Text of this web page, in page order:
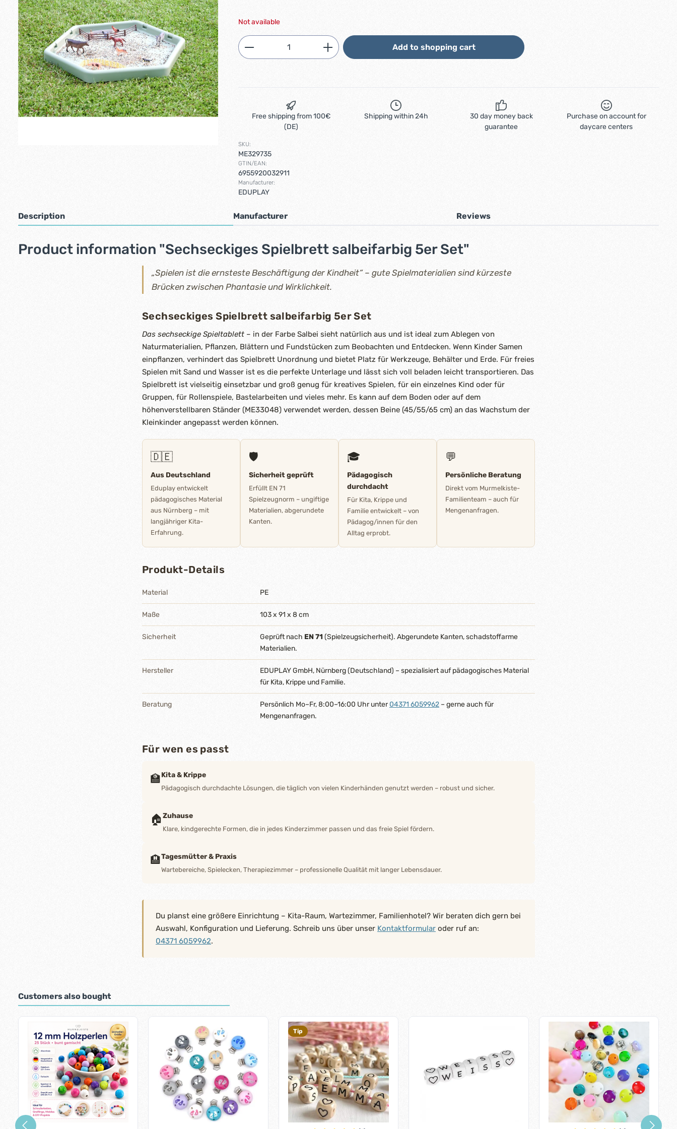
Not available
Product Quantity: Enter the desired amount or use the buttons to increase or
Add to shopping cart
Free shipping from 100€
(DE)
Shipping within 24h
30 day money back
guarantee
Purchase on account for
daycare centers
SKU:
ME329735
GTIN/EAN:
6955920032911
Manufacturer:
EDUPLAY
Description Manufacturer Reviews
Product information "Sechseckiges Spielbrett salbeifarbig 5er Set"
„Spielen ist die ernsteste Beschäftigung der Kindheit“ – gute Spielmaterialien sind kürzeste
Brücken zwischen Phantasie und Wirklichkeit.
Sechseckiges Spielbrett salbeifarbig 5er Set
Das sechseckige Spieltablett – in der Farbe Salbei sieht natürlich aus und ist ideal zum Ablegen von
Naturmaterialien, Pflanzen, Blättern und Fundstücken zum Beobachten und Entdecken. Wenn Kinder Samen
einpflanzen, verhindert das Spielbrett Unordnung und bietet Platz für Werkzeuge, Behälter und Erde. Für freies
Spielen mit Sand und Wasser ist es die perfekte Unterlage und lässt sich voll beladen leicht transportieren. Das
Spielbrett ist vielseitig einsetzbar und groß genug für kreatives Spielen, für ein einzelnes Kind oder für
Gruppen, für Rollenspiele, Bastelarbeiten und vieles mehr. Es kann auf dem Boden oder auf dem
höhenverstellbaren Ständer (ME33048) verwendet werden, dessen Beine (45/55/65 cm) an das Wachstum der
Kleinkinder angepasst werden können.
🇩🇪
Aus Deutschland
Eduplay entwickelt
pädagogisches Material
aus Nürnberg – mit
langjähriger Kita-
Erfahrung.
🛡️
Sicherheit geprüft
Erfüllt EN 71
Spielzeugnorm – ungiftige
Materialien, abgerundete
Kanten.
🎓
Pädagogisch
durchdacht
Für Kita, Krippe und
Familie entwickelt – von
Pädagog/innen für den
Alltag erprobt.
💬
Persönliche Beratung
Direkt vom Murmelkiste-
Familienteam – auch für
Mengenanfragen.
Produkt-Details
Material PE
Maße 103 x 91 x 8 cm
Sicherheit Geprüft nach EN 71 (Spielzeugsicherheit). Abgerundete Kanten, schadstoffarme
Materialien.
Hersteller
EDUPLAY GmbH, Nürnberg (Deutschland) – spezialisiert auf pädagogisches Material
für Kita, Krippe und Familie.
Beratung Persönlich Mo–Fr, 8:00–16:00 Uhr unter04371 6059962 – gerne auch für
Mengenanfragen.
Für wen es passt
🏫Kita & Krippe
Pädagogisch durchdachte Lösungen, die täglich von vielen Kinderhänden genutzt werden – robust und sicher.
🏠Zuhause
Klare, kindgerechte Formen, die in jedes Kinderzimmer passen und das freie Spiel fördern.
🏨Tagesmütter & Praxis
Wartebereiche, Spielecken, Therapiezimmer – professionelle Qualität mit langer Lebensdauer.
Du planst eine größere Einrichtung – Kita-Raum, Wartezimmer, Familienhotel? Wir beraten dich gern bei
Auswahl, Konfiguration und Lieferung. Schreib uns über unser Kontaktformular oder ruf an:
04371 6059962.
Customers also bought
Tip